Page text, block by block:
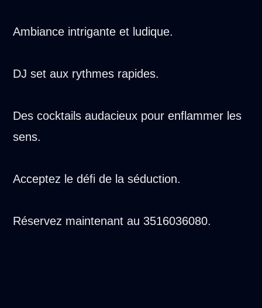
Ambiance intrigante et ludique.
DJ set aux rythmes rapides.
Des cocktails audacieux pour enflammer les
sens.
Acceptez le défi de la séduction.
Réservez maintenant au 3516036080.